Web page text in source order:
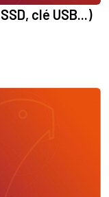
clé USB...)